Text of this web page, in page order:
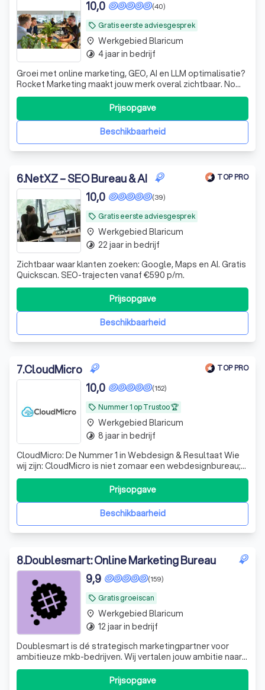
local_offer Gratis eerste adviesgesprek
(40)
10,0
Groei met online marketing, GEO, AI en LLM optimalisatie?
Rocket Marketing maakt jouw merk overal zichtbaar. No
nonsense, strategie op maat. Klaar voor impact?
Beschikbaarheid
Prijsopgave
place Werkgebied Blaricum
timelapse 4 jaar in bedrijf
6.NetXZ – SEO Bureau & AI TOP PRO
local_offer Gratis eerste adviesgesprek
(39)
10,0
Zichtbaar waar klanten zoeken: Google, Maps en AI. Gratis
Quickscan. SEO-trajecten vanaf €590 p/m.
Beschikbaarheid
Prijsopgave
place Werkgebied Blaricum
timelapse 22 jaar in bedrijf
7.CloudMicro TOP PRO
local_offer Nummer 1 op Trustoo 🏆
(152)
10,0
CloudMicro: De Nummer 1 in Webdesign & Resultaat Wie
wij zijn: CloudMicro is niet zomaar een webdesignbureau;
wij zijn de digitale partner voor ondernemers die willen
groeien. Met een passie voor design en een scherp oog
voor conversie creëren wij professionele websites en
webshops die doen waar zeBeschikbaarheid
Prijsopgave
place Werkgebied Blaricum
timelapse 8 jaar in bedrijf
8.Doublesmart: Online Marketing Bureau
local_offer Gratis groeiscan
(159)
9,9
Doublesmart is dé strategisch marketingpartner voor
ambitieuze mkb-bedrijven. Wij vertalen jouw ambitie naar
concrete resultaten en meetbare groei. Klaar om
marktleider te worden in jouw branche?
Prijsopgave
place Werkgebied Blaricum
timelapse 12 jaar in bedrijf